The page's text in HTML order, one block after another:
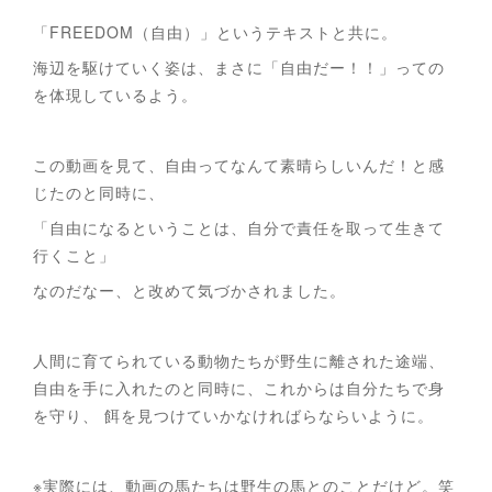
「FREEDOM（自由）」というテキストと共に。
海辺を駆けていく姿は、まさに「自由だー！！」っての
を体現しているよう。
この動画を見て、自由ってなんて素晴らしいんだ！と感
じたのと同時に、
「自由になるということは、自分で責任を取って生きて
行くこと」
なのだなー、と改めて気づかされました。
人間に育てられている動物たちが野生に離された途端、
自由を手に入れたのと同時に、これからは自分たちで身
を守り、 餌を見つけていかなければらならいように。
※実際には、動画の馬たちは野生の馬とのことだけど。笑